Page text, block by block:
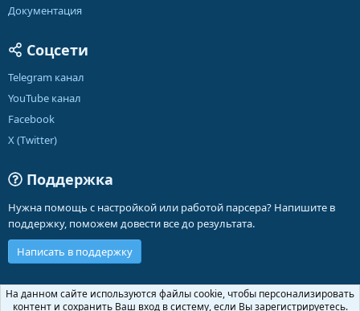
Документация
Соцсети
Telegram канал
YouTube канал
Facebook
X (Twitter)
Поддержка
Нужна помощь с настройкой или работой парсера? Напишите в
поддержку, поможем довести все до результата.
Написать в поддержку
Russian (RU)
На данном сайте используются файлы cookie, чтобы персонализировать
контент и сохранить Ваш вход в систему, если Вы зарегистрируетесь.